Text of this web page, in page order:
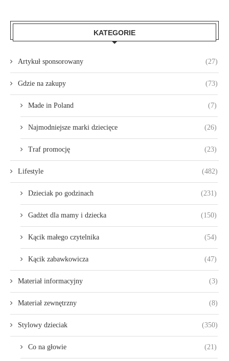
KATEGORIE
Artykuł sponsorowany (27)
Gdzie na zakupy (73)
Made in Poland (7)
Najmodniejsze marki dziecięce (26)
Traf promocję (23)
Lifestyle (482)
Dzieciak po godzinach (231)
Gadżet dla mamy i dziecka (150)
Kącik małego czytelnika (54)
Kącik zabawkowicza (47)
Materiał informacyjny (3)
Materiał zewnętrzny (8)
Stylowy dzieciak (350)
Co na głowie (21)